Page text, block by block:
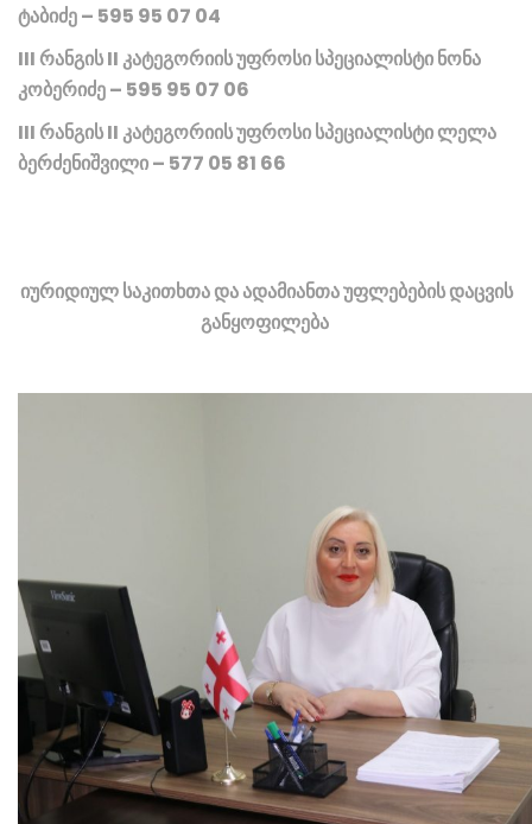
ტაბიძე – 595 95 07 04
III რანგის II კატეგორიის უფროსი სპეციალისტი ნონა
კობერიძე – 595 95 07 06
III რანგის II კატეგორიის უფროსი სპეციალისტი ლელა
ბერძენიშვილი – 577 05 81 66
იურიდიულ საკითხთა და ადამიანთა უფლებების დაცვის
განყოფილება